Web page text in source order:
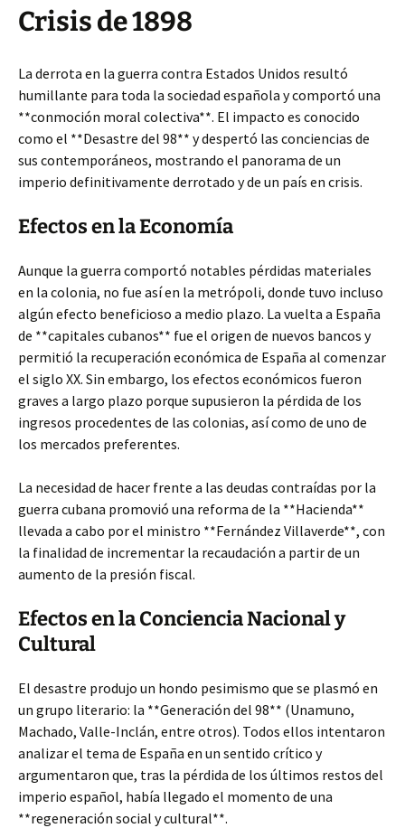
Crisis de 1898
La derrota en la guerra contra Estados Unidos resultó
humillante para toda la sociedad española y comportó una
**conmoción moral colectiva**. El impacto es conocido
como el **Desastre del 98** y despertó las conciencias de
sus contemporáneos, mostrando el panorama de un
imperio definitivamente derrotado y de un país en crisis.
Efectos en la Economía
Aunque la guerra comportó notables pérdidas materiales
en la colonia, no fue así en la metrópoli, donde tuvo incluso
algún efecto beneficioso a medio plazo. La vuelta a España
de **capitales cubanos** fue el origen de nuevos bancos y
permitió la recuperación económica de España al comenzar
el siglo XX. Sin embargo, los efectos económicos fueron
graves a largo plazo porque supusieron la pérdida de los
ingresos procedentes de las colonias, así como de uno de
los mercados preferentes.
La necesidad de hacer frente a las deudas contraídas por la
guerra cubana promovió una reforma de la **Hacienda**
llevada a cabo por el ministro **Fernández Villaverde**, con
la finalidad de incrementar la recaudación a partir de un
aumento de la presión fiscal.
Efectos en la Conciencia Nacional y
Cultural
El desastre produjo un hondo pesimismo que se plasmó en
un grupo literario: la **Generación del 98** (Unamuno,
Machado, Valle-Inclán, entre otros). Todos ellos intentaron
analizar el tema de España en un sentido crítico y
argumentaron que, tras la pérdida de los últimos restos del
imperio español, había llegado el momento de una
**regeneración social y cultural**.